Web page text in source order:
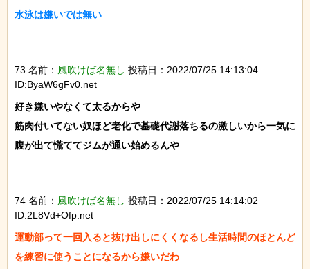
水泳は嫌いでは無い
73 名前： 風吹けば名無し 投稿日：2022/07/25 14:13:04
ID:ByaW6gFv0.net
好き嫌いやなくて太るからや
筋肉付いてない奴ほど老化で基礎代謝落ちるの激しいから一気に
腹が出て慌ててジムが通い始めるんや
74 名前： 風吹けば名無し 投稿日：2022/07/25 14:14:02
ID:2L8Vd+Ofp.net
運動部って一回入ると抜け出しにくくなるし生活時間のほとんど
を練習に使うことになるから嫌いだわ